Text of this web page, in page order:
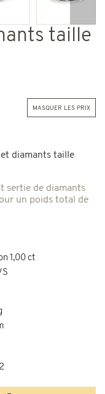
taille
masquer les prix
diamants taille
sertie de diamants
un poids total de
1,00 ct